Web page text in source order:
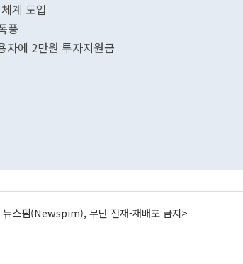
계 도입
풍
자에 2만원 투자지원금
뉴스핌(Newspim), 무단 전재-재배포 금지>